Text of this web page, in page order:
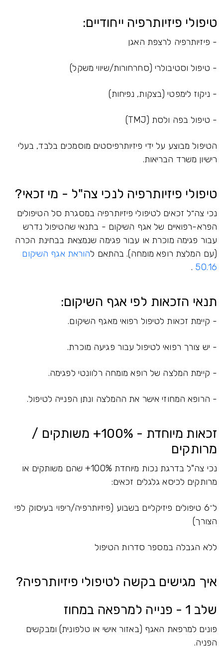
טיפולי פיזיותרפיה ייחודיים:
- פיזיותרפיה לרצפת האגן
- טיפול וסטיבולרי (סחרחורות/שיווי משקל)
- ניקוז לימפטי (בצקות, נפיחות)
- טיפול בפה ולסת (TMJ)
הטיפול מבוצע על ידי פיזיותרפיסטים מוסמכים בלבד, בעלי
רישיון משרד הבריאות.
טיפולי פיזיותרפיה לנכי צה"ל - מי זכאי?
נכי צה״ל זכאים לטיפולי פיזיותרפיה במסגרת סל הטיפולים
הפרא-רפואיים של אגף השיקום - בתנאי שהטיפול נדרש
עבור פגימה מוכרת או עבור פגימה שנמצאת בבחינת הכרה
(עם המלצת רופא מומחה). בהתאם להוראת אגף השיקום
50.16
.
תנאי הזכאות לפי אגף השיקום:
- קיימת זכאות לטיפול רפואי מאגף השיקום.
- יש צורך רפואי לטיפול עבור פגיעה מוכרת.
- קיימת המלצה של רופא מומחה רלוונטי לפגימה.
- הרופא המחוזי אישר את ההמלצה ונתן הפנייה לטיפול.
זכאות מיוחדת - 100%+ משותקים /
מרותקים
נכי צה"ל בדרגת נכות מיוחדת 100%+ שהם משותקים או
מרותקים לכיסא גלגלים זכאים:
ל־6 טיפולים פיזיקליים בשבוע (פיזיותרפיה/ריפוי בעיסוק לפי
הצורך)
ללא הגבלה במספר סדרות הטיפול
איך מגישים בקשה לטיפולי פיזיותרפיה?
שלב 1 - פנייה למרפאה במחוז
פונים למרפאת האגף (באזור אישי או טלפונית) ומבקשים
הפניה.